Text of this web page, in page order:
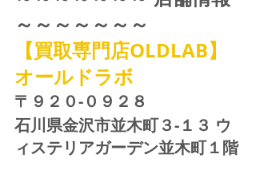
～～～～～～～
【買取専門店OLDLAB】
オールドラボ
〒９２０-０９２８
石川県金沢市並木町３-１３ ウ
ィステリアガーデン並木町１階